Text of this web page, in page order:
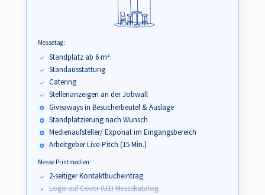
Messetag:
Standplatz ab 6 m²
Standausstattung
Catering
Stellenanzeigen an der Jobwall
Giveaways in Besucherbeutel & Auslage
Standplatzierung nach Wunsch
Medienaufsteller/ Exponat im Eingangsbereich
Arbeitgeber Live-Pitch (15 Min.)
Messe Printmedien:
2-seitiger Kontaktbucheintrag
Logo auf Cover (U1) Messekatalog